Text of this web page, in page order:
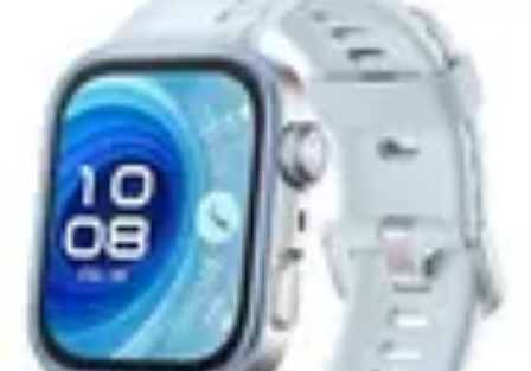
Tout sur le Padel
Entraînement et Techniques Techniques et
StratégiesÉquipementTendancesÉquipement et Terrain
Tout sur le Padel